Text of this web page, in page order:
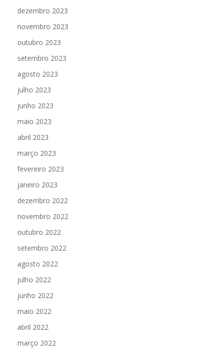
dezembro 2023
novembro 2023
outubro 2023
setembro 2023
agosto 2023
julho 2023
junho 2023
maio 2023
abril 2023
março 2023
fevereiro 2023
janeiro 2023
dezembro 2022
novembro 2022
outubro 2022
setembro 2022
agosto 2022
julho 2022
junho 2022
maio 2022
abril 2022
março 2022